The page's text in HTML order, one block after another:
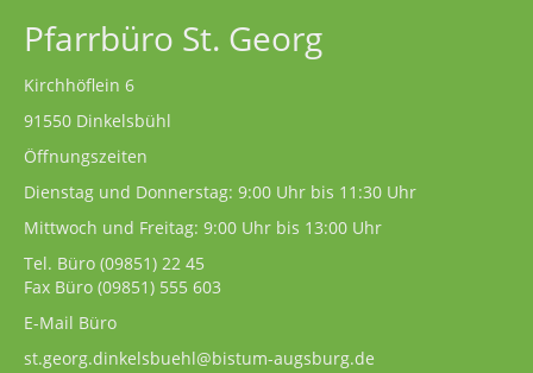
Pfarrbüro St. Georg
Kirchhöflein 6
91550 Dinkelsbühl
Öffnungszeiten
Dienstag und Donnerstag: 9:00 Uhr bis 11:30 Uhr
Mittwoch und Freitag: 9:00 Uhr bis 13:00 Uhr
Tel. Büro (09851) 22 45
Fax Büro (09851) 555 603
E-Mail Büro
st.georg.dinkelsbuehl@bistum-augsburg.de